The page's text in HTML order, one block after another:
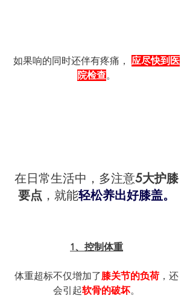
如果响的同时还伴有疼痛， 应尽快到医
院检查。
在日常生活中，多注意5大护膝
要点 ，就能轻松养出好膝盖。
1、控制体重
体重超标不仅增加了膝关节的负荷 ，还
会引起软骨的破坏。